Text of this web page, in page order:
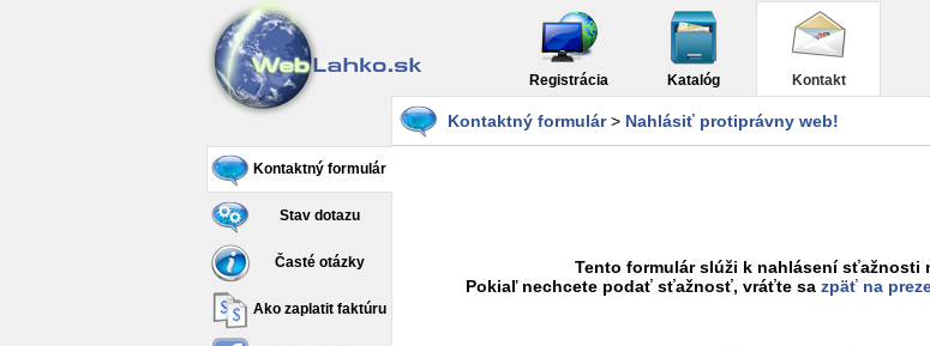
Registrácia Katalóg Kontakt
Kontaktný formulár
Stav dotazu
Časté otázky
Ako zaplatit faktúru
Kontaktný formulár> Nahlásiť protiprávny web!
Tento formulár slúži k nahlásení sťažnosti
Pokiaľ nechcete podať sťažnosť, vráťte sa zpäť na